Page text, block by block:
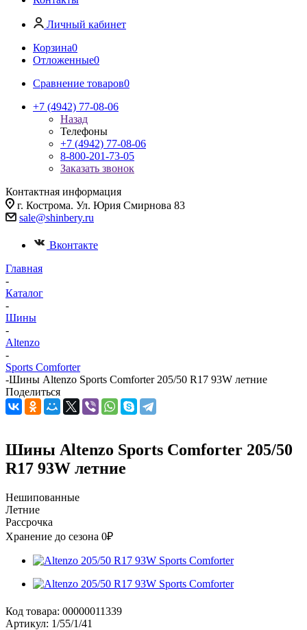
Личный кабинет
Корзина0
Отложенные0
Сравнение товаров0
+7 (4942) 77-08-06
Назад
Телефоны
+7 (4942) 77-08-06
8-800-201-73-05
Заказать звонок
Контактная информация
г. Кострома. Ул. Юрия Смирнова 83
sale@shinbery.ru
Вконтакте
Главная
-
Каталог
-
Шины
-
Altenzo
-
Sports Comforter
-Шины Altenzo Sports Comforter 205/50 R17 93W летние
Поделиться
Шины Altenzo Sports Comforter 205/50
R17 93W летние
Нешипованные
Летние
Рассрочка
Хранение до сезона 0₽
Код товара: 00000011339
Артикул: 1/55/1/41